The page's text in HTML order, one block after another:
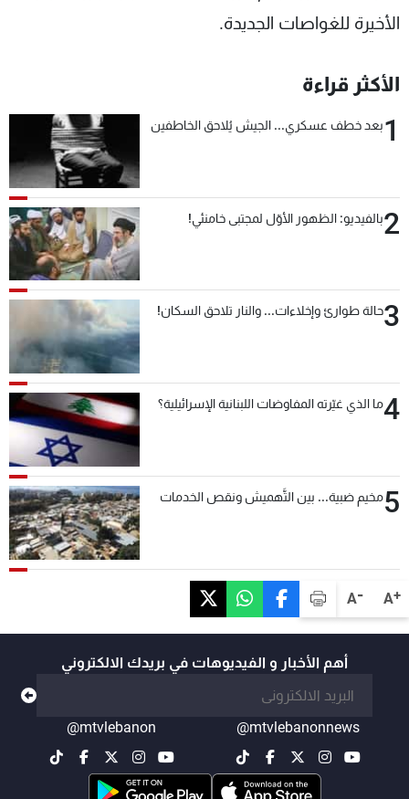
A+
A-
الأخيرة للغواصات الجديدة.
الأكثر قراءة
1بعد خطف عسكري... الجيش يُلاحق الخاطفين
2بالفيديو: الظهور الأوّل لمجتبى خامنئي!
3حالة طوارئ وإخلاءات... والنار تلاحق السكان!
4ما الذي غيّرته المفاوضات اللبنانية الإسرائيلية؟
5مخيم ضبية... بين التَّهميش ونقص الخدمات
أهم الأخبار و الفيديوهات في بريدك الالكتروني
@mtvlebanonnews
@mtvlebanon